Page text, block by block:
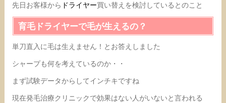
先日お客様から ドライヤー買い替えを検討しているとのこと
育毛ドライヤーで毛が生えるの？
単刀直入に毛は生えません！とお答えしました
シャープも何を考えているのか・・
まず試験データからしてインチキですね
現在発毛治療クリニックで効果はない人がいないと言われる